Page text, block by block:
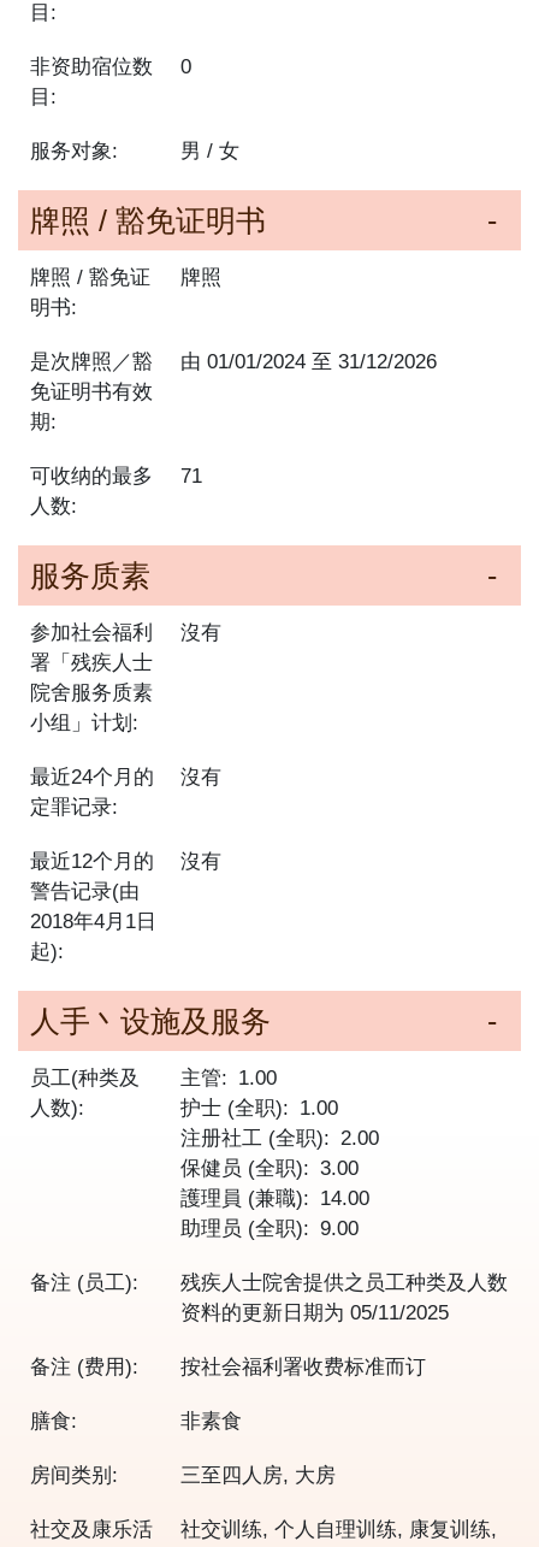
目:
非资助宿位数
目:
0
服务对象: 男 / 女
牌照 / 豁免证明书
牌照 / 豁免证
明书:
牌照
是次牌照／豁
免证明书有效
期:
由01/01/2024 至31/12/2026
可收纳的最多
人数:
71
服务质素
参加社会福利
署「残疾人士
院舍服务质素
小组」计划:
沒有
最近24个月的
定罪记录:
沒有
最近12个月的
警告记录(由
2018年4月1日
起):
沒有
人手丶设施及服务
员工(种类及
人数):
主管
1.00
护士 (全职)
1.00
注册社工 (全职)
2.00
保健员 (全职)
3.00
護理員 (兼職)
14.00
助理员 (全职)
9.00
备注 (员工):
残疾人士院舍提供之员工种类及人数
资料的更新日期为05/11/2025
备注 (费用): 按社会福利署收费标准而订
膳食: 非素食
房间类别: 三至四人房, 大房
社交及康乐活
社交训练, 个人自理训练, 康复训练,